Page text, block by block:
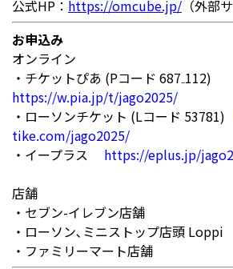
公式HP： https://omcube.jp/ （外部
お申込み
オンライン
・チケットぴあ (Pコード 687₋112)
https://w.pia.jp/t/jago2025/
・ローソンチケット (Lコード 53781)
tike.com/jago2025/
・イープラス https://eplus.jp/
店舗
・セブン-イレブン店舗
・ローソン､ミニストップ店頭 Loppi
・ファミリーマート店舗